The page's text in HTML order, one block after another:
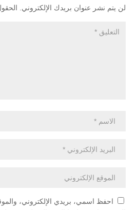
لن يتم نشر عنوان بريدك الإلكتروني.
احفظ اسمي، بريدي الإلكتروني،